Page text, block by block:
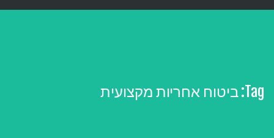
Tag: ביטוח אחריות מקצועית